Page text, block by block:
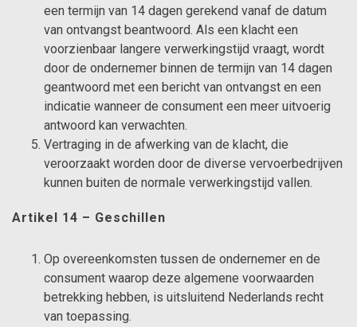
een termijn van 14 dagen gerekend vanaf de datum
van ontvangst beantwoord. Als een klacht een
voorzienbaar langere verwerkingstijd vraagt, wordt
door de ondernemer binnen de termijn van 14 dagen
geantwoord met een bericht van ontvangst en een
indicatie wanneer de consument een meer uitvoerig
antwoord kan verwachten.
Vertraging in de afwerking van de klacht, die
veroorzaakt worden door de diverse vervoerbedrijven
kunnen buiten de normale verwerkingstijd vallen.
Artikel 14 – Geschillen
Op overeenkomsten tussen de ondernemer en de
consument waarop deze algemene voorwaarden
betrekking hebben, is uitsluitend Nederlands recht
van toepassing.